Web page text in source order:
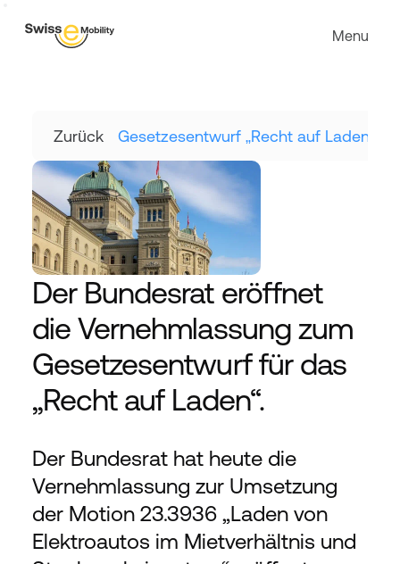
Zurück Gesetzesentwurf „Recht auf Laden“.
Der Bundesrat eröffnet
die Vernehmlassung zum
Gesetzesentwurf für das
„Recht auf Laden“.
Der Bundesrat hat heute die
Vernehmlassung zur Umsetzung
der Motion 23.3936 „Laden von
Elektroautos im Mietverhältnis und
Menu